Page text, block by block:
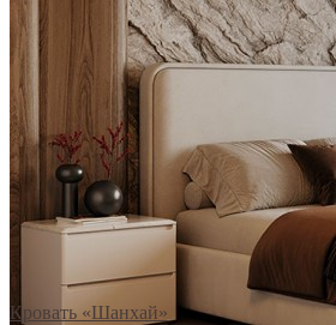
Кровать «Шанхай»